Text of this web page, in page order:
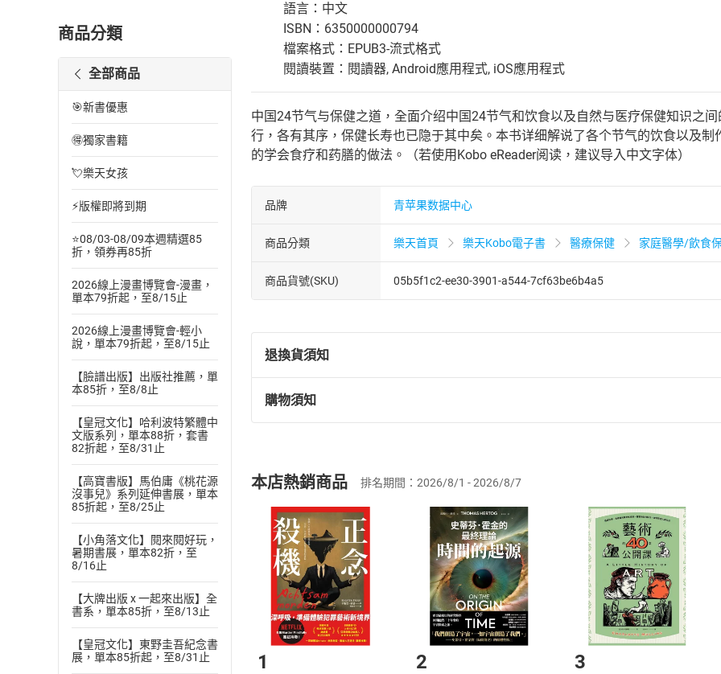
商品分類
全部商品
🎯新書優惠
🉐獨家書籍
💘樂天女孩
⚡版權即將到期
⭐08/03-08/09本週精選85
折，領券再85折
2026線上漫畫博覽會-漫畫，
單本79折起，至8/15止
2026線上漫畫博覽會-輕小
說，單本79折起，至8/15止
【臉譜出版】出版社推薦，單
本85折，至8/8止
【皇冠文化】哈利波特繁體中
文版系列，單本88折，套書
82折起，至8/31止
【高寶書版】馬伯庸《桃花源
沒事兒》系列延伸書展，單本
85折起，至8/25止
【小角落文化】閱來閱好玩，
暑期書展，單本82折，至
8/16止
【大牌出版 x 一起來出版】全
書系，單本85折，至8/13止
【皇冠文化】東野圭吾紀念書
展，單本85折起，至8/31止
語言：中文
ISBN：6350000000794
檔案格式：EPUB3-流式格式
閱讀裝置：閱讀器, Android應用程式, iOS應用程式
中国24节气与保健之道，全面介绍中国24节气和饮食以及自然与医疗保健知识之
行，各有其序，保健长寿也已隐于其中矣。本书详细解说了各个节气的饮食以及
的学会食疗和药膳的做法。（若使用Kobo eReader阅读，建议导入中文字体）
品牌 青苹果数据中心
商品分類 樂天首頁 樂天Kobo電子書 醫療保健 家庭醫學/飲食
商品貨號(SKU) 05b5f1c2-ee30-3901-a544-7cf63be6b4a5
退換貨須知
退換貨規定：
(一)依消費者保護法第19條第1項後段暨通訊交易解除權合理例外情事適用
(二)消費者訂購本店鋪之商品即代表知悉本店鋪所銷售之商品為電子書，
且已下載/存取電子書，不得請求退貨退款。
退貨方式：您欲取消訂單或辦理退貨時，請登入樂天市場，並於「我的訂單
貨」，本店鋪將依您的申請進行審核，待審核通過後將為您辦理退款事宜。
請注意，樂天市場須以整筆訂單為單位進行取消/退貨，恕無法以單支商品取
購物須知
挑選商品
Choose
放入購物車
Shopping cart
登入帳號
Login
購書後，如何開始使用？
Step1.選擇閱讀載具 Step2.登入
本店熱銷商品 排名期間：2026/8/1 - 2026/8/7
1 2 3